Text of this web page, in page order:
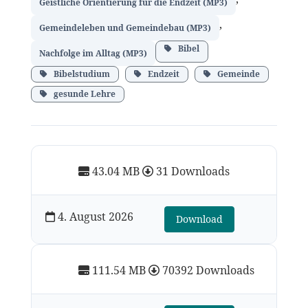
Gemeindeleben und Gemeindebau (MP3) ,
Nachfolge im Alltag (MP3) Bibel
Bibelstudium Endzeit
Gemeinde
gesunde Lehre
43.04 MB 31 Downloads
4. August 2026 Download
111.54 MB 70392 Downloads